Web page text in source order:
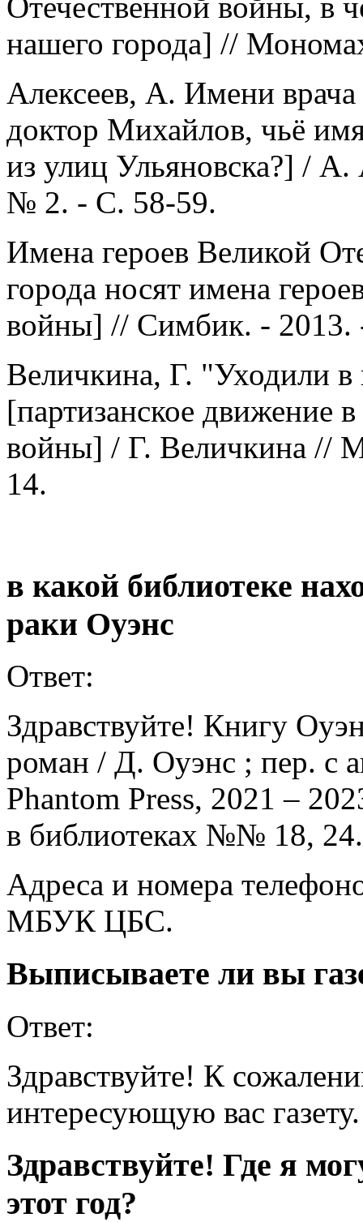
нашего города] //
Алексеев, А. Имени
доктор Михайлов, чьё
из улиц Ульяновска?] /
№ 2. - С. 58-59.
Имена героев Великой
города носят имена
войны] // Симбик. -
Величкина, Г. "Уходили
[партизанское движение
войны] / Г. Величкина //
14.
в какой библиотеке
раки Оуэнс
Ответ:
Здравствуйте! Книгу
роман / Д. Оуэнс ; пер. с
Phantom Press, 2021 –
в библиотеках №№ 18, 24.
Адреса и номера
МБУК ЦБС.
Выписываете ли вы
Ответ:
Здравствуйте! К
интересующую вас
Здравствуйте! Где я
этот год?